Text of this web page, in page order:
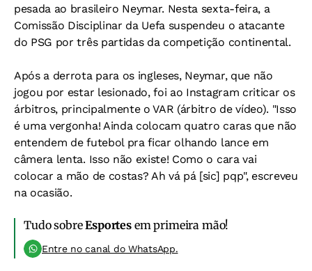
pesada ao brasileiro Neymar. Nesta sexta-feira, a
Comissão Disciplinar da Uefa suspendeu o atacante
do PSG por três partidas da competição continental.
Após a derrota para os ingleses, Neymar, que não
jogou por estar lesionado, foi ao Instagram criticar os
árbitros, principalmente o VAR (árbitro de vídeo). "Isso
é uma vergonha! Ainda colocam quatro caras que não
entendem de futebol pra ficar olhando lance em
câmera lenta. Isso não existe! Como o cara vai
colocar a mão de costas? Ah vá pá [sic] pqp", escreveu
na ocasião.
Tudo sobreEsportesem primeira mão!
Entre no canal do WhatsApp.